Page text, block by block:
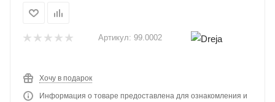
Артикул: 99.0002
Хочу в подарок
Информация о товаре предоставлена для ознакомления и